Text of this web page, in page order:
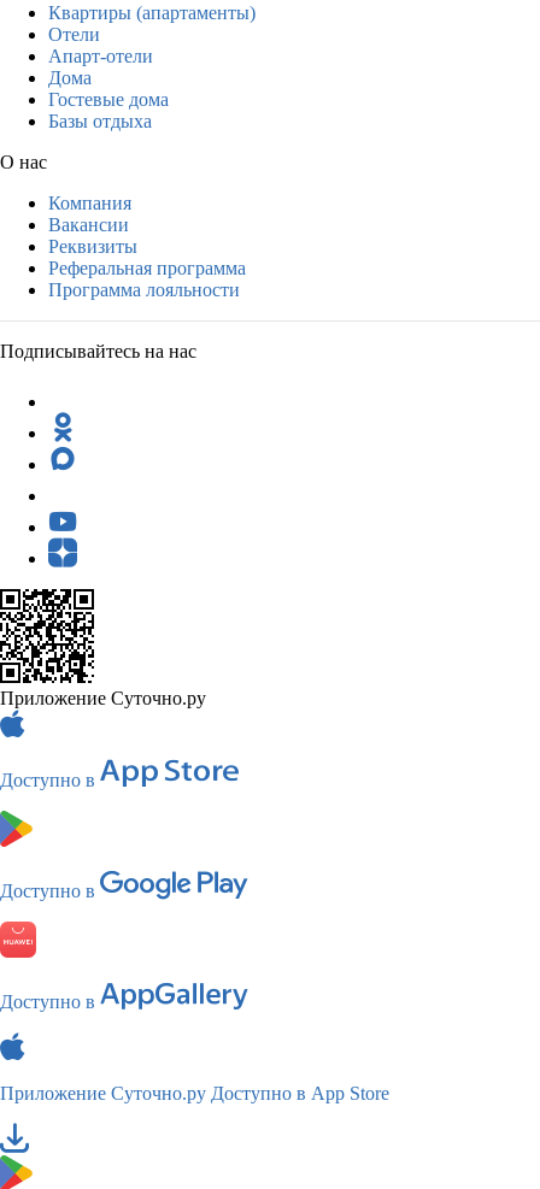
Квартиры (апартаменты)
Отели
Апарт-отели
Дома
Гостевые дома
Базы отдыха
О нас
Компания
Вакансии
Реквизиты
Реферальная программа
Программа лояльности
Подписывайтесь на нас
Приложение Суточно.ру
Доступно в
Доступно в
Доступно в
Приложение Суточно.ру Доступно в App Store